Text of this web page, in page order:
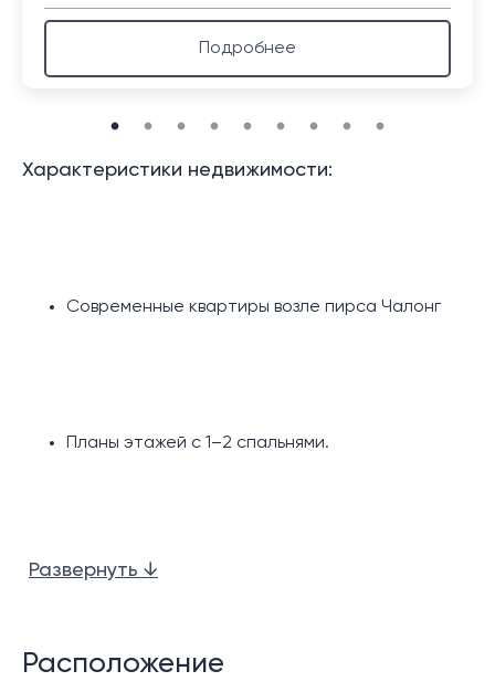
Подробнее
Характеристики недвижимости:
Современные квартиры возле пирса Чалонг
Планы этажей с 1–2 спальнями.
Главные ванные комнаты с ваннами.
Развернуть ↓
Расположение